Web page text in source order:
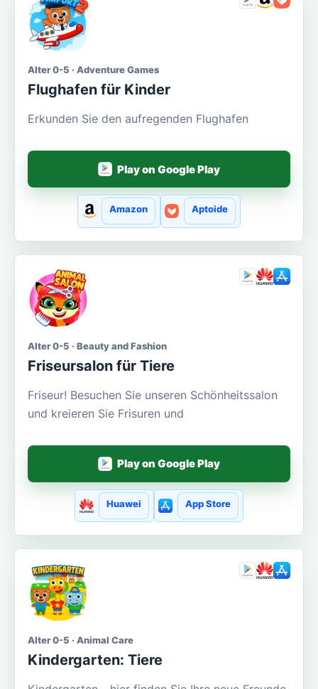
Alter 0-5 · Adventure Games
Flughafen für Kinder
Erkunden Sie den aufregenden Flughafen
Play on Google Play
Amazon Aptoide
Alter 0-5 · Beauty and Fashion
Friseursalon für Tiere
Friseur! Besuchen Sie unseren Schönheitssalon
und kreieren Sie Frisuren und
Play on Google Play
Huawei App Store
Alter 0-5 · Animal Care
Kindergarten: Tiere